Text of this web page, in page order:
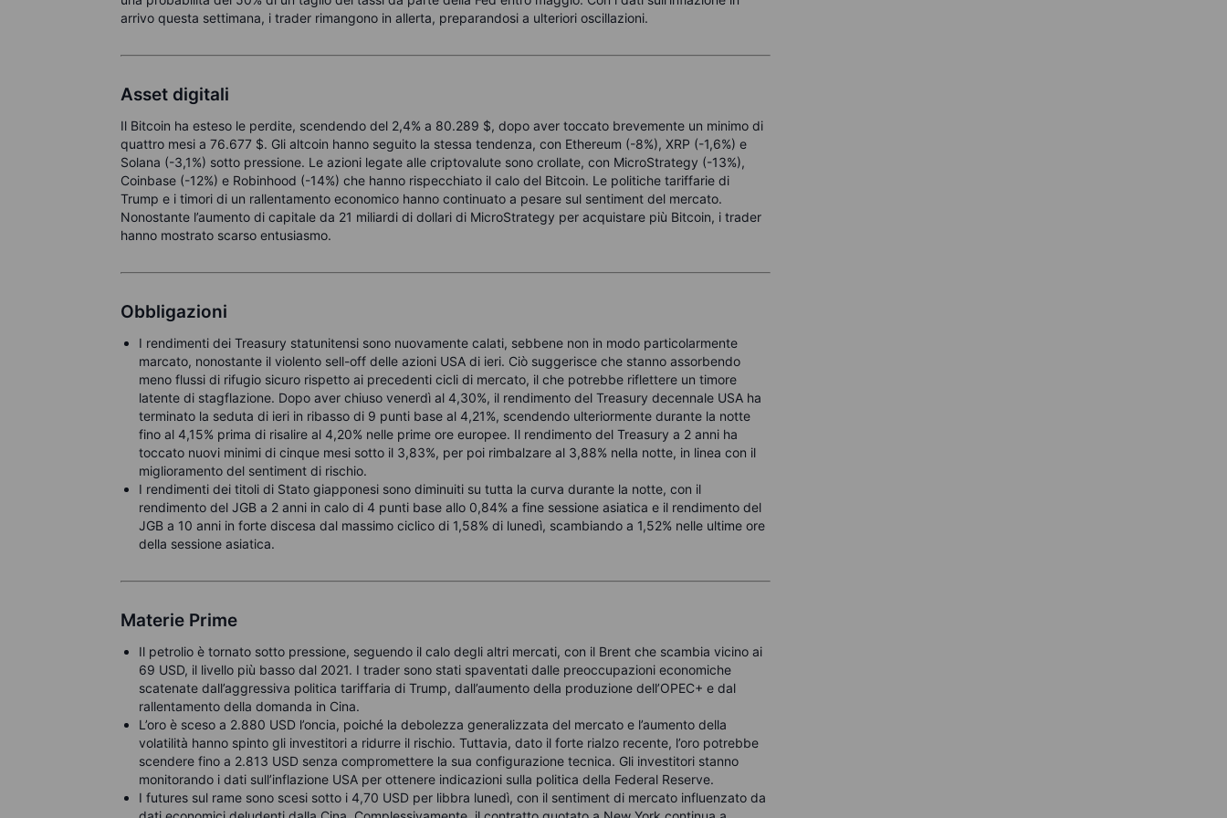
arrivo questa settimana, i trader rimangono in allerta, preparandosi a ulteriori oscillazioni.
Asset digitali
Il Bitcoin ha esteso le perdite, scendendo del 2,4% a 80.289 $, dopo aver toccato brevemente un minimo di
quattro mesi a 76.677 $. Gli altcoin hanno seguito la stessa tendenza, con Ethereum (-8%), XRP (-1,6%) e
Solana (-3,1%) sotto pressione. Le azioni legate alle criptovalute sono crollate, con MicroStrategy (-13%),
Coinbase (-12%) e Robinhood (-14%) che hanno rispecchiato il calo del Bitcoin. Le politiche tariffarie di
Trump e i timori di un rallentamento economico hanno continuato a pesare sul sentiment del mercato.
Nonostante l’aumento di capitale da 21 miliardi di dollari di MicroStrategy per acquistare più Bitcoin, i trader
hanno mostrato scarso entusiasmo.
Obbligazioni
I rendimenti dei Treasury statunitensi sono nuovamente calati, sebbene non in modo particolarmente
marcato, nonostante il violento sell-off delle azioni USA di ieri. Ciò suggerisce che stanno assorbendo
meno flussi di rifugio sicuro rispetto ai precedenti cicli di mercato, il che potrebbe riflettere un timore
latente di stagflazione. Dopo aver chiuso venerdì al 4,30%, il rendimento del Treasury decennale USA ha
terminato la seduta di ieri in ribasso di 9 punti base al 4,21%, scendendo ulteriormente durante la notte
fino al 4,15% prima di risalire al 4,20% nelle prime ore europee. Il rendimento del Treasury a 2 anni ha
toccato nuovi minimi di cinque mesi sotto il 3,83%, per poi rimbalzare al 3,88% nella notte, in linea con il
miglioramento del sentiment di rischio.
I rendimenti dei titoli di Stato giapponesi sono diminuiti su tutta la curva durante la notte, con il
rendimento del JGB a 2 anni in calo di 4 punti base allo 0,84% a fine sessione asiatica e il rendimento del
JGB a 10 anni in forte discesa dal massimo ciclico di 1,58% di lunedì, scambiando a 1,52% nelle ultime ore
della sessione asiatica.
Materie Prime
Il petrolio è tornato sotto pressione, seguendo il calo degli altri mercati, con il Brent che scambia vicino ai
69 USD, il livello più basso dal 2021. I trader sono stati spaventati dalle preoccupazioni economiche
scatenate dall’aggressiva politica tariffaria di Trump, dall’aumento della produzione dell’OPEC+ e dal
rallentamento della domanda in Cina.
L’oro è sceso a 2.880 USD l’oncia, poiché la debolezza generalizzata del mercato e l’aumento della
volatilità hanno spinto gli investitori a ridurre il rischio. Tuttavia, dato il forte rialzo recente, l’oro potrebbe
scendere fino a 2.813 USD senza compromettere la sua configurazione tecnica. Gli investitori stanno
monitorando i dati sull’inflazione USA per ottenere indicazioni sulla politica della Federal Reserve.
I futures sul rame sono scesi sotto i 4,70 USD per libbra lunedì, con il sentiment di mercato influenzato da